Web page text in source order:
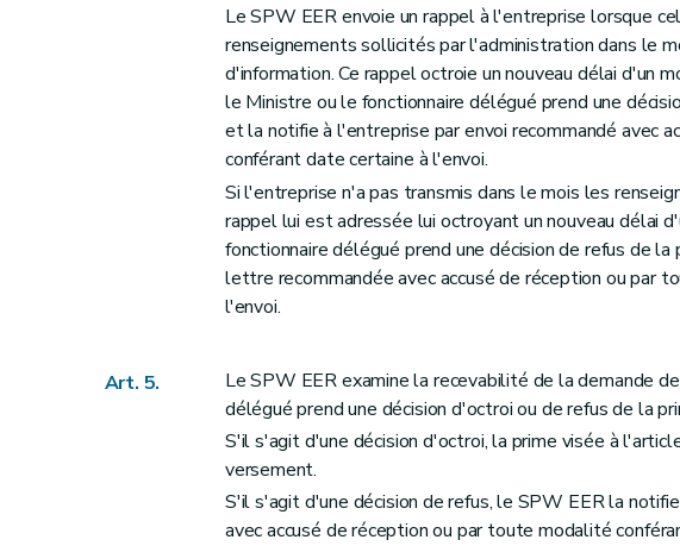
Le SPW EER envoie un rappel à l'entreprise lorsque
renseignements sollicités par l'administration dans le
d'information. Ce rappel octroie un nouveau délai d'un
le Ministre ou le fonctionnaire délégué prend une
et la notifie à l'entreprise par envoi recommandé avec
conférant date certaine à l'envoi.
Si l'entreprise n'a pas transmis dans le mois les
rappel lui est adressée lui octroyant un nouveau délai
fonctionnaire délégué prend une décision de refus de
lettre recommandée avec accusé de réception ou par
l'envoi.
Art. 5.
Le SPW EER examine la recevabilité de la demande
délégué prend une décision d'octroi ou de refus de la
S'il s'agit d'une décision d'octroi, la prime visée à
versement.
S'il s'agit d'une décision de refus, le SPW EER la
avec accusé de réception ou par toute modalité